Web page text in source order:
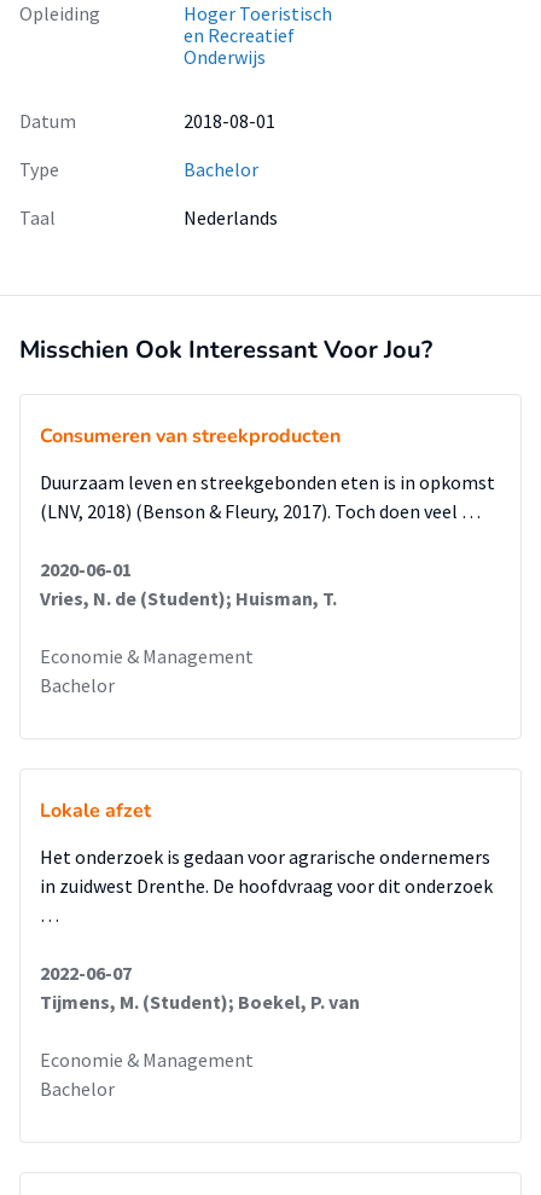
Opleiding
Hoger Toeristisch
en Recreatief
Onderwijs
Datum
2018-08-01
Type
Bachelor
Taal
Nederlands
Misschien Ook Interessant Voor Jou?
Consumeren van streekproducten
Duurzaam leven en streekgebonden eten is in opkomst
(LNV, 2018) (Benson & Fleury, 2017). Toch doen veel …
2020-06-01
Vries, N. de (Student); Huisman, T.
Economie & Management
Bachelor
Lokale afzet
Het onderzoek is gedaan voor agrarische ondernemers
in zuidwest Drenthe. De hoofdvraag voor dit onderzoek
…
2022-06-07
Tijmens, M. (Student); Boekel, P. van
Economie & Management
Bachelor